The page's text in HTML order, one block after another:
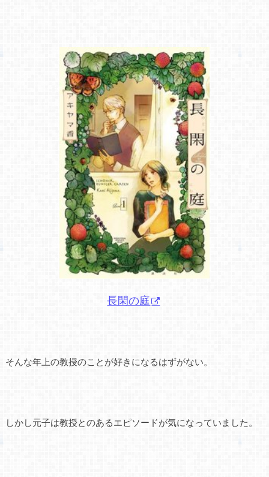
長閑の庭
そんな年上の教授のことが好きになるはずがない。
しかし元子は教授とのあるエピソードが気になっていました。